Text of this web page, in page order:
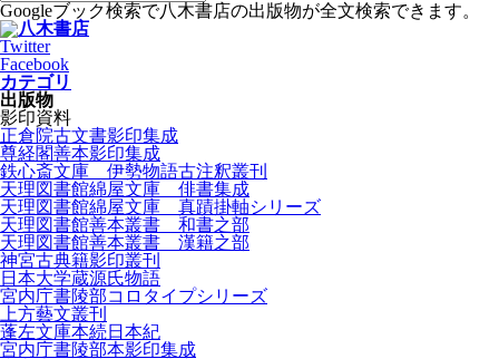
Googleブック検索で八木書店の出版物が全文検索できます。
Twitter
Facebook
カテゴリ
出版物
影印資料
正倉院古文書影印集成
尊経閣善本影印集成
鉄心斎文庫 伊勢物語古注釈叢刊
天理図書館綿屋文庫 俳書集成
天理図書館綿屋文庫 真蹟掛軸シリーズ
天理図書館善本叢書 和書之部
天理図書館善本叢書 漢籍之部
神宮古典籍影印叢刊
日本大学蔵源氏物語
宮内庁書陵部コロタイプシリーズ
上方藝文叢刊
蓬左文庫本続日本紀
宮内庁書陵部本影印集成